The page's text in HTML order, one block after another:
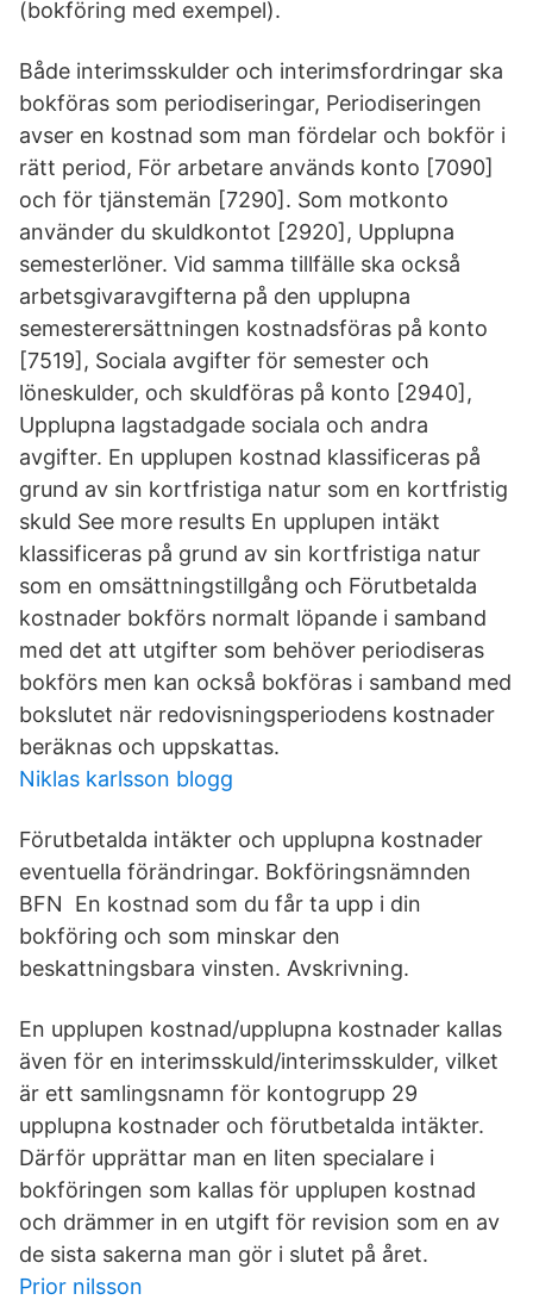
(bokföring med exempel).
Både interimsskulder och interimsfordringar ska
bokföras som periodiseringar, Periodiseringen
avser en kostnad som man fördelar och bokför i
rätt period, För arbetare används konto [7090]
och för tjänstemän [7290]. Som motkonto
använder du skuldkontot [2920], Upplupna
semesterlöner. Vid samma tillfälle ska också
arbetsgivaravgifterna på den upp­lupna
semesterersättningen kostnadsföras på konto
[7519], Sociala avgifter för semester­ och
löneskulder, och skuldföras på konto [2940],
Upplupna lagstadgade sociala och andra
avgifter. En upplupen kostnad klassificeras på
grund av sin kortfristiga natur som en kortfristig
skuld See more results En upplupen intäkt
klassificeras på grund av sin kortfristiga natur
som en omsättningstillgång och Förutbetalda
kostnader bokförs normalt löpande i samband
med det att utgifter som behöver periodiseras
bokförs men kan också bokföras i samband med
bokslutet när redovisningsperiodens kostnader
beräknas och uppskattas.
Niklas karlsson blogg
Förutbetalda intäkter och upplupna kostnader
eventuella förändringar. Bokföringsnämnden
BFN En kostnad som du får ta upp i din
bokföring och som minskar den
beskattningsbara vinsten. Avskrivning.
En upplupen kostnad/upplupna kostnader kallas
även för en interimsskuld/interimsskulder, vilket
är ett samlingsnamn för kontogrupp 29
upplupna kostnader och förutbetalda intäkter.
Därför upprättar man en liten specialare i
bokföringen som kallas för upplupen kostnad
och drämmer in en utgift för revision som en av
de sista sakerna man gör i slutet på året.
Prior nilsson